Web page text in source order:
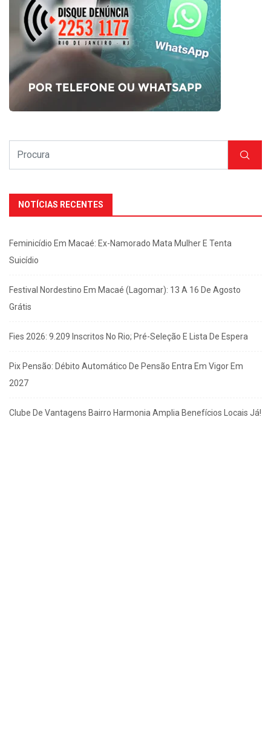
NOTÍCIAS RECENTES
Feminicídio Em Macaé: Ex-Namorado Mata Mulher E Tenta
Suicídio
Festival Nordestino Em Macaé (Lagomar): 13 A 16 De Agosto
Grátis
Fies 2026: 9.209 Inscritos No Rio; Pré-Seleção E Lista De Espera
Pix Pensão: Débito Automático De Pensão Entra Em Vigor Em
2027
Clube De Vantagens Bairro Harmonia Amplia Benefícios Locais Já!